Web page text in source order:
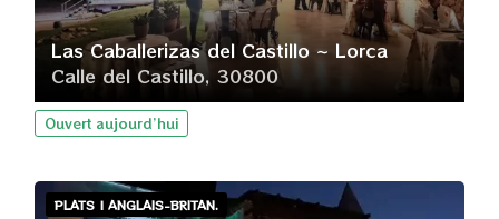
Las Caballerizas del Castillo ~ Lorca
Calle del Castillo, 30800
Ouvert aujourd’hui
PLATS | ANGLAIS-BRITAN.